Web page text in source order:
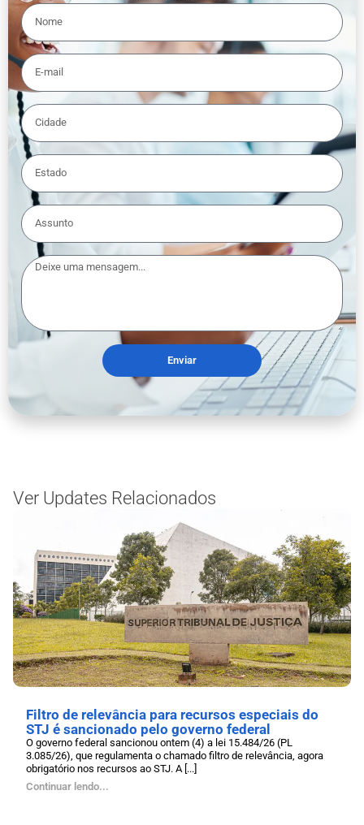
Enviar
Ver Updates Relacionados
Filtro de relevância para recursos especiais do
STJ é sancionado pelo governo federal
O governo federal sancionou ontem (4) a lei 15.484/26 (PL
3.085/26), que regulamenta o chamado filtro de relevância, agora
obrigatório nos recursos ao STJ. A [...]
Continuar lendo...